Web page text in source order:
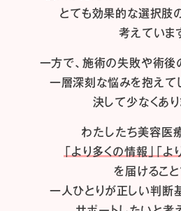
とても効果的な選択肢
考えていま
一方で、施術の失敗や術後
一層深刻な悩みを抱えて
決して少なくあり
わたしたち美容医
「より多くの情報」「よ
を届けること
一人ひとりが正しい判断